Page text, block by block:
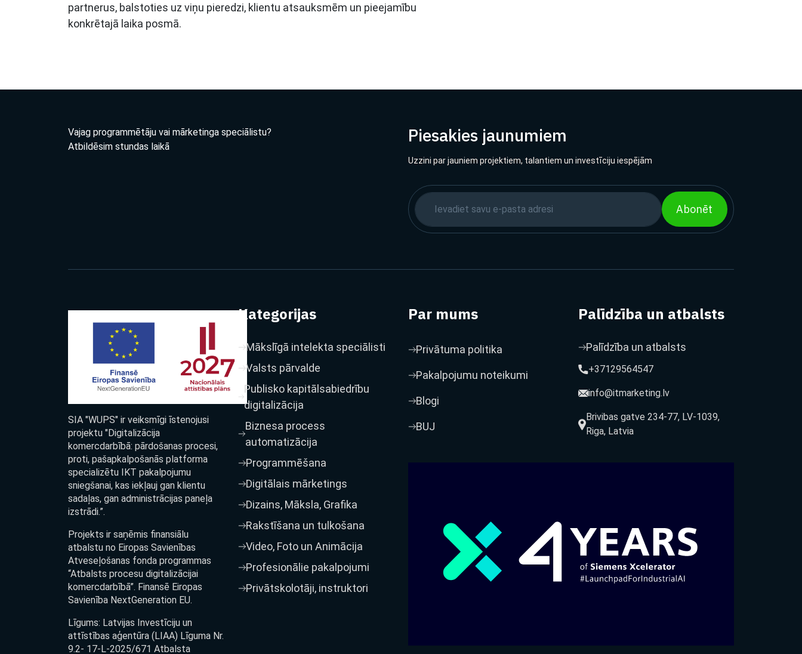
partnerus, balstoties uz viņu pieredzi, klientu atsauksmēm un pieejamību
konkrētajā laika posmā.
Vajag programmētāju vai mārketinga speciālistu?
Atbildēsim stundas laikā
Piesakies jaunumiem
Uzzini par jauniem projektiem, talantiem un investīciju iespējām
Abonēt
SIA "WUPS" ir veiksmīgi īstenojusi
projektu "Digitalizācija
komercdarbībā: pārdošanas procesi,
proti, pašapkalpošanās platforma
specializētu IKT pakalpojumu
sniegšanai, kas iekļauj gan klientu
sadaļas, gan administrācijas paneļa
izstrādi.”.
Projekts ir saņēmis finansiālu
atbalstu no Eiropas Savienības
Atveseļošanas fonda programmas
“Atbalsts procesu digitalizācijai
komercdarbībā”. Finansē Eiropas
Savienība NextGeneration EU.
Līgums: Latvijas Investīciju un
attīstības aģentūra (LIAA) Līguma Nr.
9.2- 17-L-2025/671 Atbalsta
Kategorijas
Mākslīgā intelekta speciālisti
Valsts pārvalde
Publisko kapitālsabiedrību
digitalizācija
Biznesa process
automatizācija
Programmēšana
Digitālais mārketings
Dizains, Māksla, Grafika
Rakstīšana un tulkošana
Video, Foto un Animācija
Profesionālie pakalpojumi
Privātskolotāji, instruktori
Par mums
Privātuma politika
Pakalpojumu noteikumi
Blogi
BUJ
Palīdzība un atbalsts
Palīdzība un atbalsts
+37129564547
info@itmarketing.lv
Brivibas gatve 234-77, LV-1039,
Riga, Latvia